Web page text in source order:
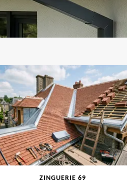
ZINGUERIE 69